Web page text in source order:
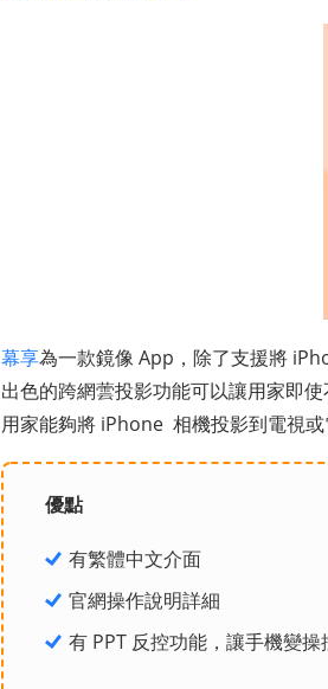
幕享為一款鏡像 App，除了支援將
出色的跨網蕓投影功能可以讓用家即
用家能夠將 iPhone 相機投影到電視或
優點
有繁體中文介面
官網操作說明詳細
有 PPT 反控功能，讓手機變操